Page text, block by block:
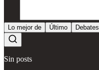
Lo mejor de Último Debates
Sin posts